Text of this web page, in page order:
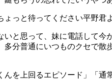
っと待ってください平野君
いと思って、妹に電話して
多分普通にいつものクセで
んを上回るエピソード」「